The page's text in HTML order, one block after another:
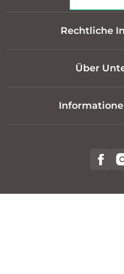
Rechtliche
Über